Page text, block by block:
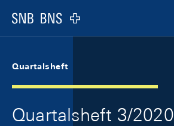
Logo
Quartalsheft
Quartalsheft 3/2020